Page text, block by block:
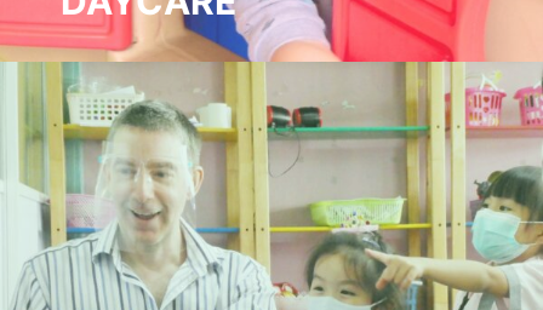
ดูแลด้วยใจ อบอุ่นเหมือนอยู่กับครอบครัว ด้วยความ
เอาใจใส่ เสริมพัฒนาการให้เด็กเติบโตได้อย่างสมบูรณ์
แบบ ผ่านกิจกรรมหลากหลาย ฝึกเด็กให้สามารถช่วย
เหลือตัวเองได้พร้อมการพัฒนาทักษะเบื้องต้น รวมถึง
การดูแลควบคุมอาหารให้มีโภชนาการเหมาะสมและ
ครบถ้วน